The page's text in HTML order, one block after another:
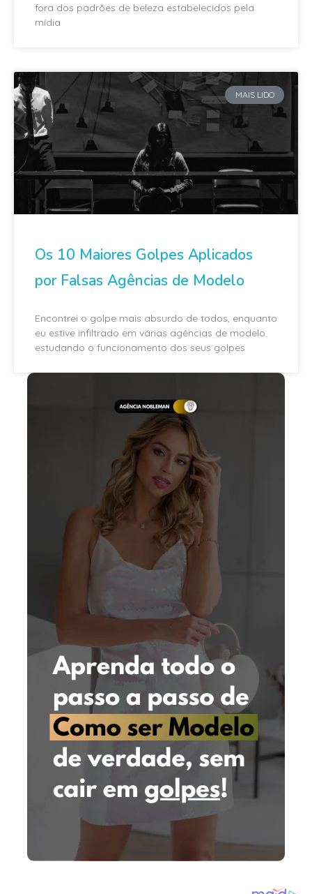
fora dos padrões de beleza estabelecidos pela
mídia
MAIS LIDO
Os 10 Maiores Golpes Aplicados
por Falsas Agências de Modelo
Encontrei o golpe mais absurdo de todos, enquanto
eu estive infiltrado em várias agências de modelo
estudando o funcionamento dos seus golpes